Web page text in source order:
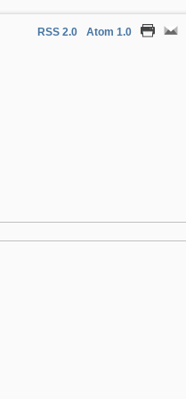
RSS 2.0 Atom 1.0